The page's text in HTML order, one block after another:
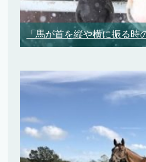
「馬が首を縦や横に振る時